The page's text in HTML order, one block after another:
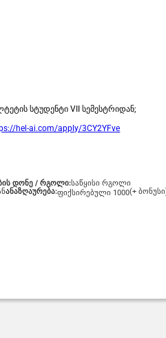
დონე / რგოლი:საწყისი რგოლი
ანაზღაურება:ფიქსირებული 1000(+
სტუდენტი VII სემესტრიდან;
hel-ai.com/apply/3CY2YFve